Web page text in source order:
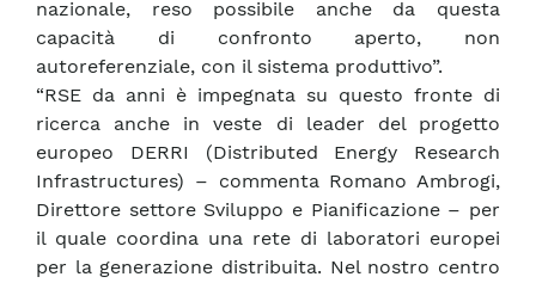
nazionale, reso possibile anche da questa
capacità di confronto aperto, non
autoreferenziale, con il sistema produttivo”.
“RSE da anni è impegnata su questo fronte di
ricerca anche in veste di leader del progetto
europeo DERRI (Distributed Energy Research
Infrastructures) – commenta Romano Ambrogi,
Direttore settore Sviluppo e Pianificazione – per
il quale coordina una rete di laboratori europei
per la generazione distribuita. Nel nostro centro